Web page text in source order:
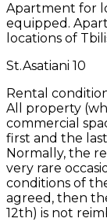
Apartment for
equipped.
locations of
St.Asatiani 10
Rental
All property
commercial
first and the
Normally, the
very rare
conditions of
agreed, then
12th) is not